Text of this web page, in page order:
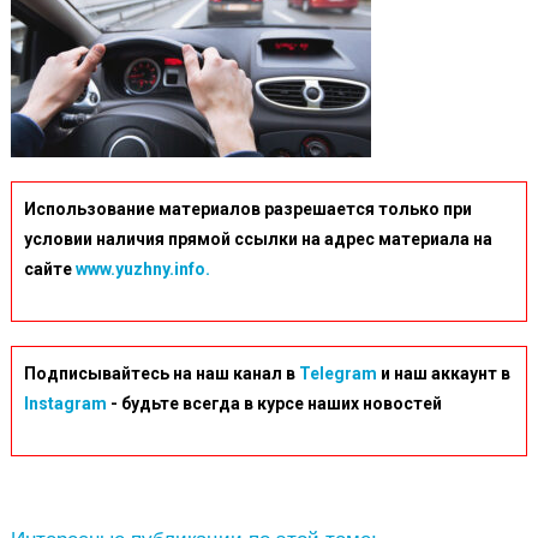
Использование материалов разрешается только при
условии наличия прямой ссылки на адрес материала на
сайтеwww.yuzhny.info.
Подписывайтесь на наш канал в Telegram и наш аккаунт в
Instagram - будьте всегда в курсе наших новостей